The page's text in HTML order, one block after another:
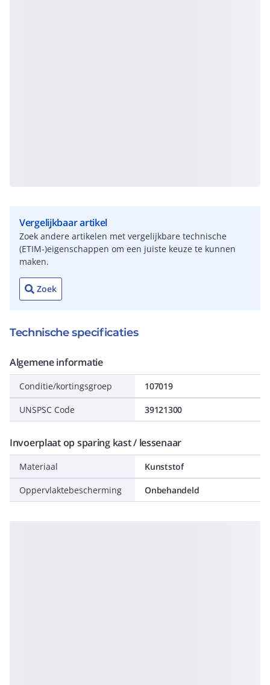
Vergelijkbaar artikel
Zoek andere artikelen met vergelijkbare technische
(ETIM-)eigenschappen om een juiste keuze te kunnen
maken.
Zoek
Technische specificaties
Algemene informatie
Conditie/kortingsgroep 107019
UNSPSC Code 39121300
Invoerplaat op sparing kast / lessenaar
Materiaal Kunststof
Oppervlaktebescherming Onbehandeld